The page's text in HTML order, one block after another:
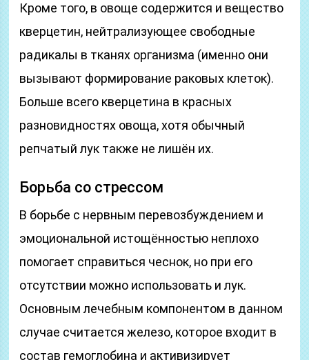
Кроме того, в овоще содержится и вещество
кверцетин, нейтрализующее свободные
радикалы в тканях организма (именно они
вызывают формирование раковых клеток).
Больше всего кверцетина в красных
разновидностях овоща, хотя обычный
репчатый лук также не лишён их.
Борьба со стрессом
В борьбе с нервным перевозбуждением и
эмоциональной истощённостью неплохо
помогает справиться чеснок, но при его
отсутствии можно использовать и лук.
Основным лечебным компонентом в данном
случае считается железо, которое входит в
состав гемоглобина и активизирует